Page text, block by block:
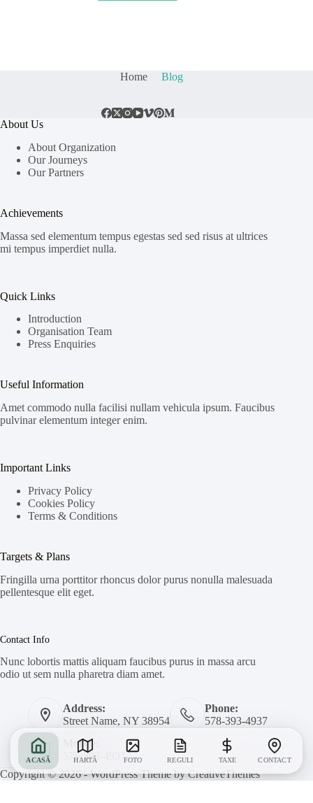
ACASĂ HARTĂ FOTO REGULI TAXE CONTACT
Home Blog
About Us
About Organization
Our Journeys
Our Partners
Achievements
Massa sed elementum tempus egestas sed sed risus at ultrices
mi tempus imperdiet nulla.
Quick Links
Introduction
Organisation Team
Press Enquiries
Useful Information
Amet commodo nulla facilisi nullam vehicula ipsum. Faucibus
pulvinar elementum integer enim.
Important Links
Privacy Policy
Cookies Policy
Terms & Conditions
Targets & Plans
Fringilla urna porttitor rhoncus dolor purus nonulla malesuada
pellentesque elit eget.
Contact Info
Nunc lobortis mattis aliquam faucibus purus in massa arcu
odio ut sem nulla pharetra diam amet.
Address:
Street Name, NY 38954
Phone:
578-393-4937
Mobile:
578-393-4937
Copyright © 2026 - WordPress Theme byCreativeThemes